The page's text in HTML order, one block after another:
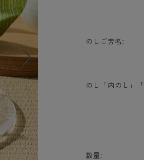
のしご芳名:
のし「内のし」
数量: